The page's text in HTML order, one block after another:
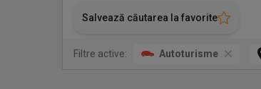
Salvează căutarea la favorite
Filtre active: Autoturisme